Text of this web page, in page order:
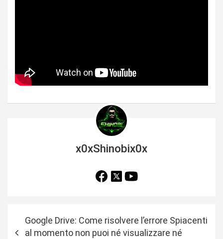
x0xShinobix0x
Google Drive: Come risolvere l’errore Spiacenti
al momento non puoi né visualizzare né